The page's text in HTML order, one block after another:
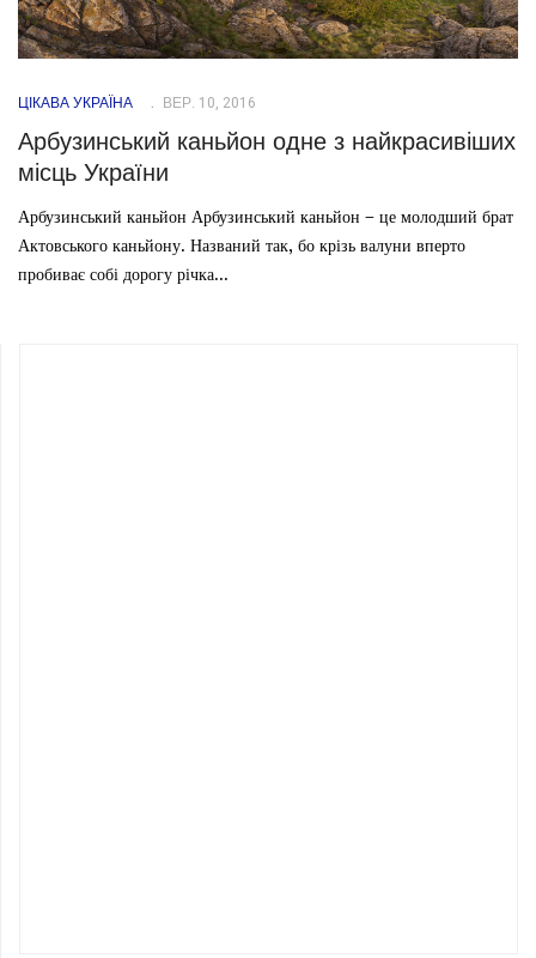
ЦІКАВА УКРАЇНА ВЕР. 10, 2016
Арбузинський каньйон одне з найкрасивіших
місць України
Арбузинський каньйон Арбузинський каньйон – це молодший брат
Актовського каньйону. Названий так, бо крізь валуни вперто
пробиває собі дорогу річка...